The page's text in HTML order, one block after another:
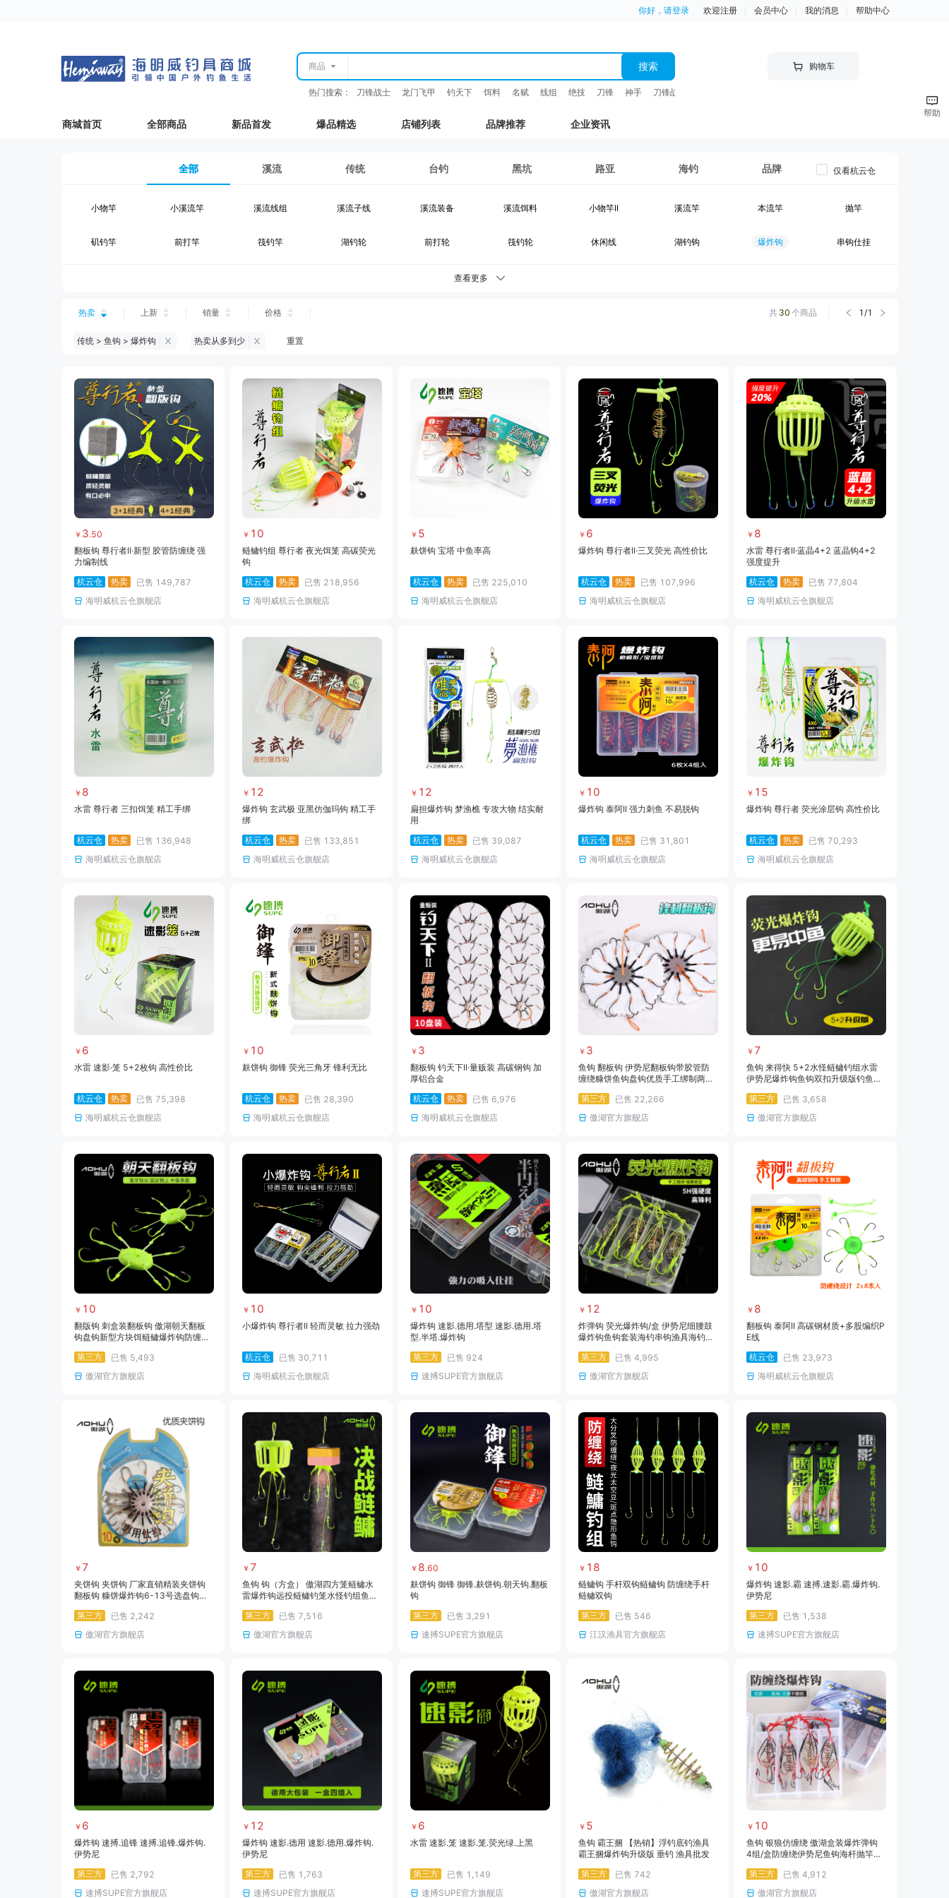
你好，请登录 欢迎注册 会员中心 我的消息 帮助中心
商品 搜索
热门搜索： 刀锋战士 龙门飞甲 钓天下 饵料 名赋 线组 绝技 刀锋 神手 刀锋战士 竿
购物车
商城首页 全部商品 新品首发 爆品精选 店铺列表 品牌推荐 企业资讯
全部 溪流 传统 台钓 黑坑 路亚 海钓 品牌
小物竿 小溪流竿 溪流线组 溪流子线 溪流装备 溪流饵料 小物竿II 溪流竿 本流竿 抛竿
矶钓竿 前打竿 筏钓竿 湖钓轮 前打轮 筏钓轮 休闲线 湖钓钩 爆炸钩 串钩仕挂
台钓仕挂 台钓钩 台钓竿包 鱼护
钓鱼伞 台钓服饰 台钓装备
黑坑浮漂 黑坑配件 黑坑钓灯 黑坑网架 黑坑鱼护 黑坑钓伞 黑坑服饰 黑坑装备
马口竿 路亚竿 雷强竿 鼓轮 路亚线 路亚钩饵 路亚配件
路亚装备 海钓竿 海钓轮 海钓线 海钓钩 海钓钓组 海钓配件 海钓装备 海钓饵料 临时专用
查看更多
仅看杭云仓
热卖 上新 销量 价格 共 30 个商品 1 /1
传统 > 鱼钩 > 爆炸钩 热卖从多到少 重置
￥ 3.50
翻板钩 尊行者II·新型 胶管防缠绕 强
力编制线
杭云仓
热卖 已售 149,787
海明威杭云仓旗舰店
￥ 10
鲢鳙钓组 尊行者 夜光饵笼 高碳荧光
钩
杭云仓
热卖 已售 218,956
海明威杭云仓旗舰店
￥ 5
麸饼钩 宝塔 中鱼率高
杭云仓 热卖 已售 225,010
海明威杭云仓旗舰店
￥ 6
爆炸钩 尊行者II·三叉荧光 高性价比
杭云仓 热卖 已售 107,996
海明威杭云仓旗舰店
￥ 8
水雷 尊行者II·蓝晶4+2 蓝晶钩4+2
强度提升
杭云仓
热卖 已售 77,804
海明威杭云仓旗舰店
￥ 8
水雷 尊行者 三扣饵笼 精工手绑
杭云仓 热卖 已售 136,948
海明威杭云仓旗舰店
￥ 12
爆炸钩 玄武极 亚黑仿伽玛钩 精工手
绑
杭云仓
热卖 已售 133,851
海明威杭云仓旗舰店
￥ 12
扁担爆炸钩 梦渔樵 专攻大物 结实耐
用
杭云仓
热卖 已售 39,087
海明威杭云仓旗舰店
￥ 10
爆炸钩 泰阿II 强力刺鱼 不易脱钩
杭云仓 热卖 已售 31,801
海明威杭云仓旗舰店
￥ 15
爆炸钩 尊行者 荧光涂层钩 高性价比
杭云仓 热卖 已售 70,293
海明威杭云仓旗舰店
￥ 6
水雷 速影·笼 5+2枚钩 高性价比
杭云仓 热卖 已售 75,398
海明威杭云仓旗舰店
￥ 10
麸饼钩 御锋 荧光三角牙 锋利无比
杭云仓 热卖 已售 28,390
海明威杭云仓旗舰店
￥ 3
翻板钩 钓天下II·量贩装 高碳钢钩 加
厚铝合金
杭云仓
热卖 已售 6,976
海明威杭云仓旗舰店
￥ 3
鱼钩 翻板钩 伊势尼翻板钩带胶管防
缠绕糠饼鱼钩盘钩优质手工绑制两付
第三方
已售 22,266
傲湖官方旗舰店
￥ 7
鱼钩 来得快 5+2水怪鲢鳙钓组水雷
伊势尼爆炸钩鱼钩双扣升级版钓鱼用
第三方
已售 3,658
傲湖官方旗舰店
￥ 10
翻版钩 刺盒装翻板钩 傲湖朝天翻板
钩盘钩新型方块饵鲢鳙爆炸钩防缠绕
第三方
已售 5,493
傲湖官方旗舰店
￥ 10
小爆炸钩 尊行者II 轻而灵敏 拉力强劲
杭云仓 已售 30,711
海明威杭云仓旗舰店
￥ 10
爆炸钩 速影.德用.塔型 速影.德用.塔
型.半塔.爆炸钩
第三方
已售 924
速搏SUPE官方旗舰店
￥ 12
炸弹钩 荧光爆炸钩/盒 伊势尼细腰鼓
爆炸钩鱼钩套装海钓串钩渔具海钓用
第三方
已售 4,995
傲湖官方旗舰店
￥ 8
翻板钩 泰阿II 高碳钢材质+多股编织P
E线
杭云仓
已售 23,973
海明威杭云仓旗舰店
￥ 7
夹饼钩 夹饼钩 厂家直销精装夹饼钩
翻板钩 糠饼爆炸钩6-13号选盘钩新
第三方
已售 2,242
傲湖官方旗舰店
￥ 7
鱼钩 钩（方盒） 傲湖四方笼鲢鳙水
雷爆炸钩远投鲢鳙钓笼水怪钓组鱼钩
第三方
已售 7,516
傲湖官方旗舰店
￥ 8.60
麸饼钩 御锋 御锋.麸饼钩.朝天钩.翻板
钩
第三方
已售 3,291
速搏SUPE官方旗舰店
￥ 18
鲢鳙钩 手杆双钩鲢鳙钩 防缠绕手杆
鲢鳙双钩
第三方
已售 546
江汉渔具官方旗舰店
￥ 10
爆炸钩 速影.霸 速搏.速影.霸.爆炸钩.
伊势尼
第三方
已售 1,538
速搏SUPE官方旗舰店
￥ 6
爆炸钩 速搏.追锋 速搏.追锋.爆炸钩.
伊势尼
第三方
已售 2,792
速搏SUPE官方旗舰店
￥ 12
爆炸钩 速影.德用 速影.德用.爆炸钩.
伊势尼
第三方
已售 1,763
速搏SUPE官方旗舰店
￥ 6
水雷 速影.笼 速影.笼.荧光绿.上黑
第三方 已售 1,149
速搏SUPE官方旗舰店
￥ 5
鱼钩 霸王捆 【热销】浮钓底钓渔具
霸王捆爆炸钩升级版 垂钓 渔具批发
第三方
已售 742
傲湖官方旗舰店
￥ 10
鱼钩 银狼仿缠绕 傲湖盒装爆炸弹钩
4组/盒防缠绕伊势尼鱼钩海杆抛竿炸
第三方
已售 4,912
傲湖官方旗舰店
帮助